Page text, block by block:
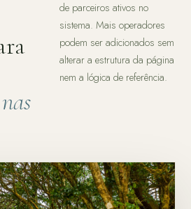
de parceiros ativos no
sistema. Mais operadores
podem ser adicionados sem
alterar a estrutura da página
nem a lógica de referência.